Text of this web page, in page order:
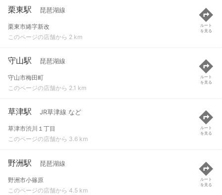
栗東駅 琵琶湖線
栗東市綣字新改
このページの店舗から 2 km
ルート
を見る
守山駅 琵琶湖線
守山市梅田町
このページの店舗から 2.1 km
ルート
を見る
草津駅 JR草津線 など
草津市渋川１丁目
このページの店舗から 3.6 km
ルート
を見る
野洲駅 琵琶湖線
野洲市小篠原
このページの店舗から 4.5 km
ルート
を見る